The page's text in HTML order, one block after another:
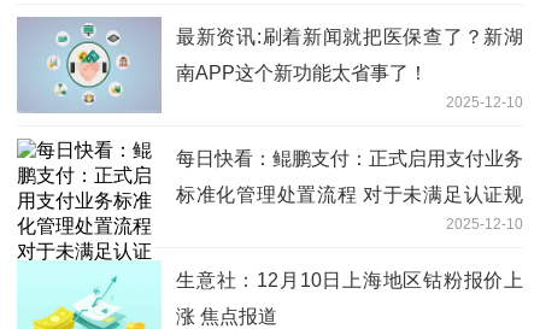
最新资讯:刷着新闻就把医保查了？新湖
南APP这个新功能太省事了！
2025-12-10
每日快看：鲲鹏支付：正式启用支付业务
标准化管理处置流程 对于未满足认证规
2025-12-10
生意社：12月10日上海地区钴粉报价上
涨 焦点报道